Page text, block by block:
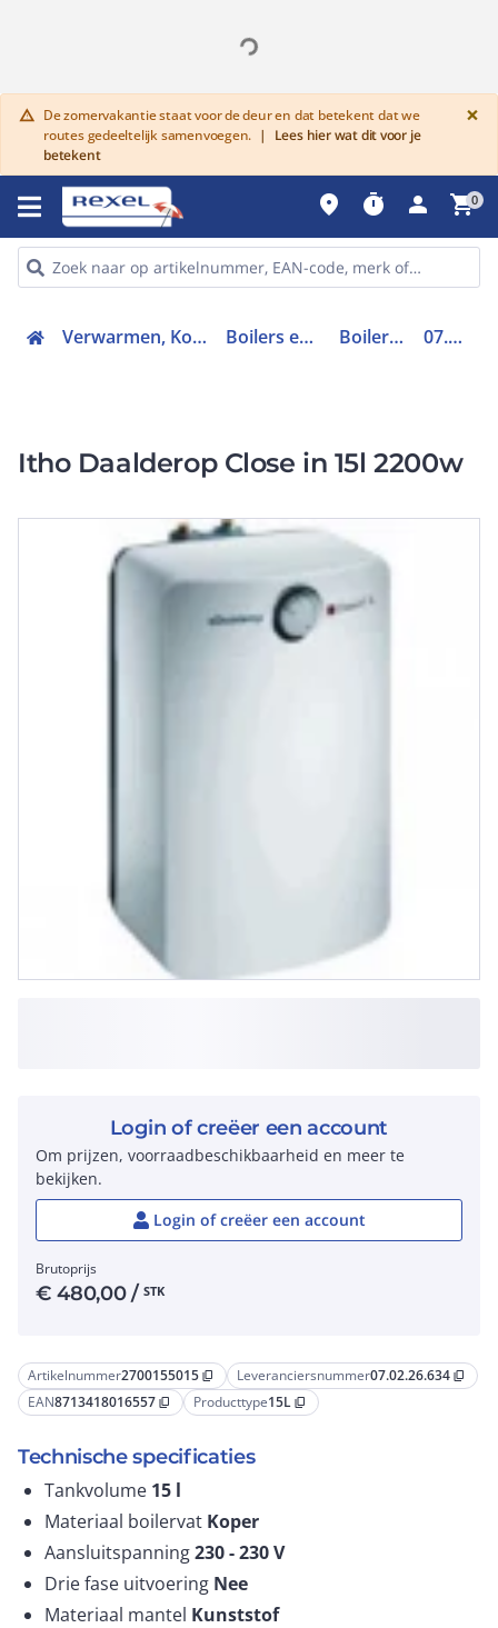
warning De zomervakantie staat voor de deur en dat betekent dat we
routes gedeeltelijk samenvoegen. |
Lees hier wat dit voor je
betekent
×
place timer person shopping_cart0
Verwarmen, Koelen en Ventileren Boilers en Buffervaten Boiler elektrisch 07.02.26.634
Itho Daalderop Close in 15l 2200w
Artikelnummer2700155015 content_copy Leveranciersnummer07.02.26.634 content_copy
EAN8713418016557 content_copy Producttype15L content_copy
Technische specificaties
Tankvolume 15 l
Materiaal boilervat Koper
Aansluitspanning230 - 230V
Drie fase uitvoering Nee
Materiaal mantel Kunststof
Login of creëer een account
Om prijzen, voorraadbeschikbaarheid en meer te
bekijken.
Login of creëer een account
Brutoprijs
€480,00/ STK